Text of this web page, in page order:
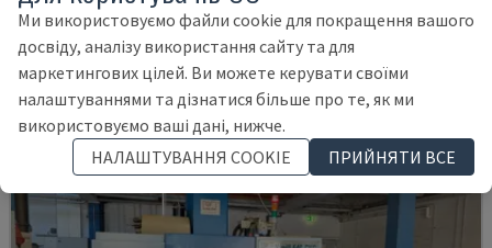
НІМЕЧЧИНА 2016 11.898 HRS
Ми використовуємо файли cookie для покращення вашого
досвіду, аналізу використання сайту та для
маркетингових цілей. Ви можете керувати своїми
налаштуваннями та дізнатися більше про те, як ми
використовуємо ваші дані, нижче.
НАЛАШТУВАННЯ COOKIE
ПРИЙНЯТИ ВСЕ